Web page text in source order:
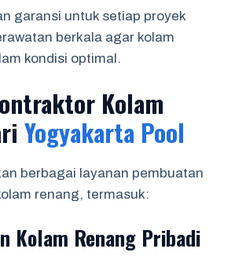
garansi untuk setiap proyek
berkala agar kolam
kondisi optimal.
Kolam
Yogyakarta Pool
berbagai layanan pembuatan
renang, termasuk:
Kolam Renang Pribadi